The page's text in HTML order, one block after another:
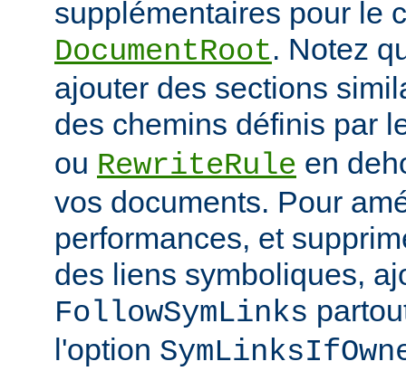
supplémentaires pour le
DocumentRoot. Notez
ajouter des sections
des chemins définis par
ou RewriteRule en
vos documents. Pour
performances, et
des liens symboliques,
FollowSymLinks
l'option